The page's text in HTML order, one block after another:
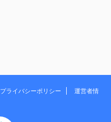
プライバシーポリシー
運営者情